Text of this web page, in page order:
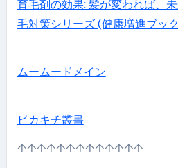
育毛剤の効果: 髪が変われば、
毛対策シリーズ (健康増進ブッ
ムームードメイン
ピカキチ叢書
↑↑↑↑↑↑↑↑↑↑↑↑↑